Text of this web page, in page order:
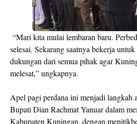
“Mari kita mulai lembaran baru.
selesai. Sekarang saatnya bekerja
dukungan dari semua pihak agar
melesat,” ungkapnya.
Apel pagi perdana ini menjadi langkah
Bupati Dian Rachmat Yanuar dalam
Kabupaten Kuningan, dengan